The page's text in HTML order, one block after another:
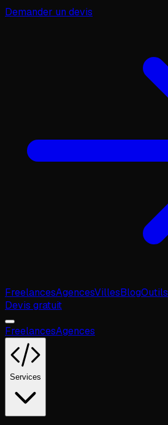
Demander un devis
FreelancesAgencesVillesBlogOutils
Devis gratuit
FreelancesAgences
Services